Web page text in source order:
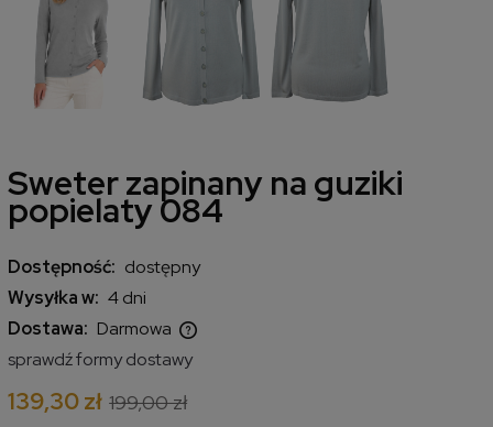
Sweter zapinany na guziki
popielaty 084
Dostępność: dostępny
Wysyłka w: 4 dni
Dostawa: Darmowa
Cena nie zawiera ewentualnych kosztów płatności
sprawdź formy dostawy
139,30 zł 199,00 zł